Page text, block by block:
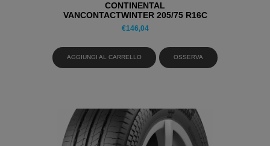
CONTINENTAL
VANCONTACTWINTER 205/75 R16C
110/108R PNEUMATICI INVERNALI
€146,04
AGGIUNGI AL CARRELLO OSSERVA